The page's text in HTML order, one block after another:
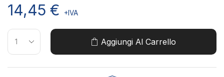
EURO 2, KYMCO PEOPLE 250, KYMCO PEOPLE
S 200, SYM SIMPHONY S 125 4T EURO3,
KYMCO SUPER 8 125, KYMCO VIVIO 125,
KYMCO VIVIO 150
14,45 € +IVA
Aggiungi Al Carrello